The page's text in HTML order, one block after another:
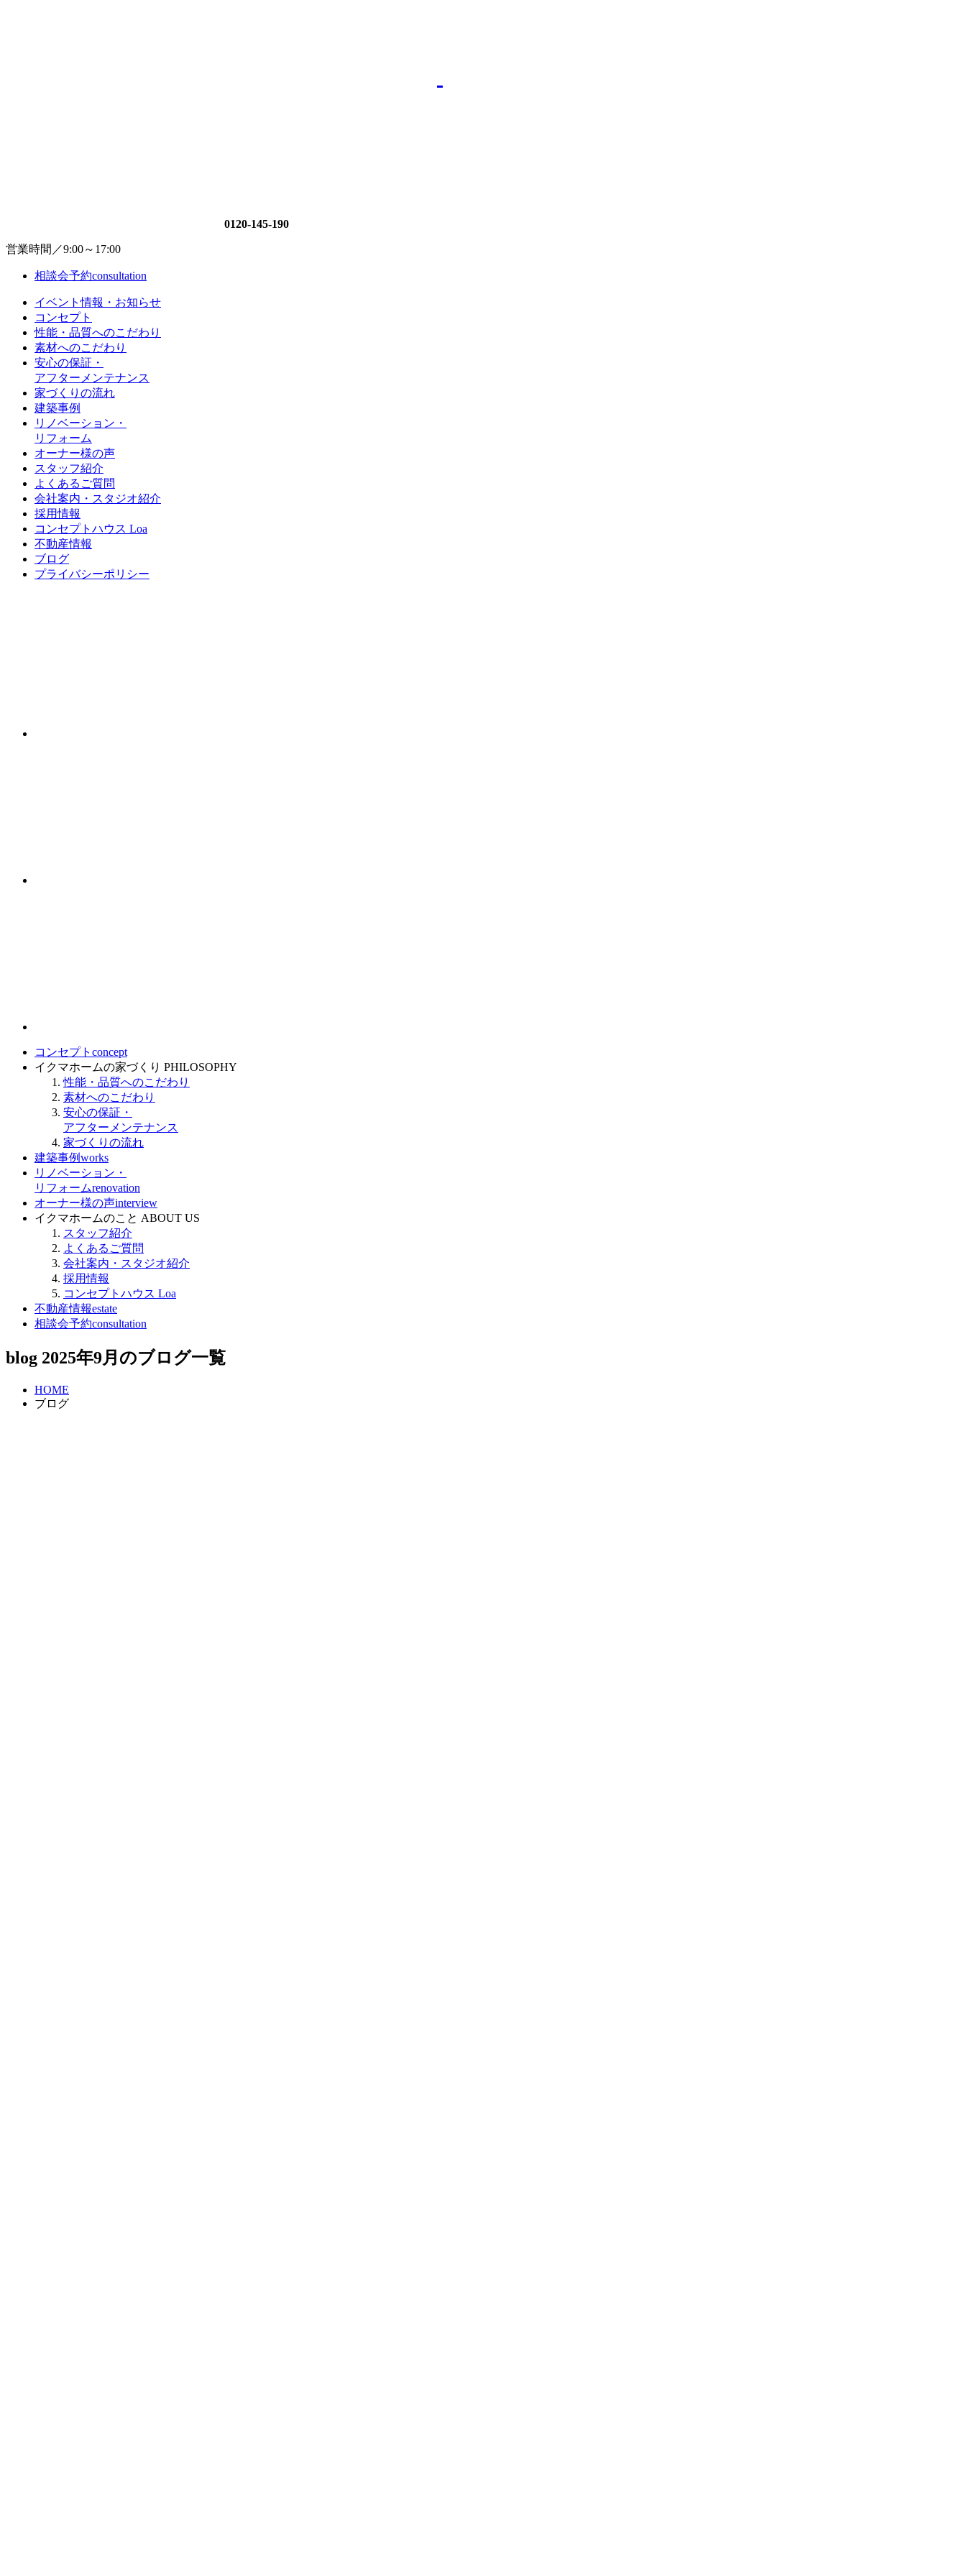
0120-145-190
営業時間／9:00～17:00
相談会予約consultation
イベント情報・お知らせ
コンセプト
性能・品質へのこだわり
素材へのこだわり
安心の保証・
アフターメンテナンス
家づくりの流れ
建築事例
リノベーション・
リフォーム
オーナー様の声
スタッフ紹介
よくあるご質問
会社案内・スタジオ紹介
採用情報
コンセプトハウス Loa
不動産情報
ブログ
プライバシーポリシー
コンセプト concept
イクマホームの家づくり PHILOSOPHY
性能・品質へのこだわり
素材へのこだわり
安心の保証・
アフターメンテナンス
家づくりの流れ
建築事例works
リノベーション・
リフォームrenovation
オーナー様の声interview
イクマホームのこと ABOUT US
スタッフ紹介
よくあるご質問
会社案内・スタジオ紹介
採用情報
コンセプトハウス Loa
不動産情報estate
相談会予約consultation
blog 2025年9月のブログ一覧
HOME
ブログ